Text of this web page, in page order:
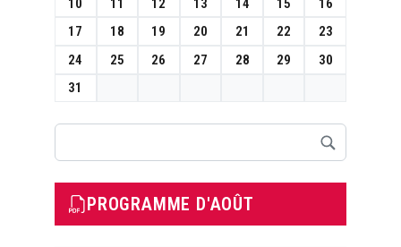
17
18 19 20 21 22
23
24
25 26 27 28 29
30
31
PROGRAMME D'AOÛT